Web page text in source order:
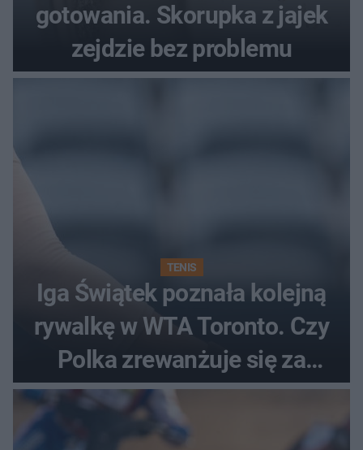
gotowania. Skorupka z jajek
zejdzie bez problemu
TENIS
Iga Świątek poznała kolejną
rywalkę w WTA Toronto. Czy
Polka zrewanżuje się za
ostatnią porażkę?